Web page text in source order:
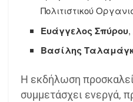
Πολιτιστικού
Ευάγγελος Σπύρου
Βασίλης
Η εκδήλωση
συμμετάσχει ενεργά,